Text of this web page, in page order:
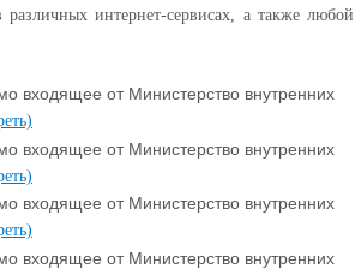
интернет-сервисах, а также любой
входящее от Министерство внутренних
входящее от Министерство внутренних
входящее от Министерство внутренних
входящее от Министерство внутренних